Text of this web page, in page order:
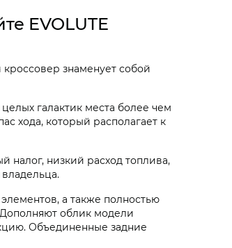
EVOLUTE
знаменует собой
галактик места более чем
хода, который располагает к
налог, низкий расход топлива,
а также полностью
облик модели
Объединенные задние